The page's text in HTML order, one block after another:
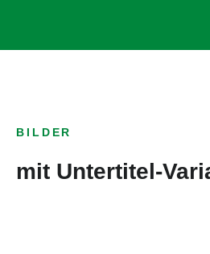
BILDER
mit Untertitel-